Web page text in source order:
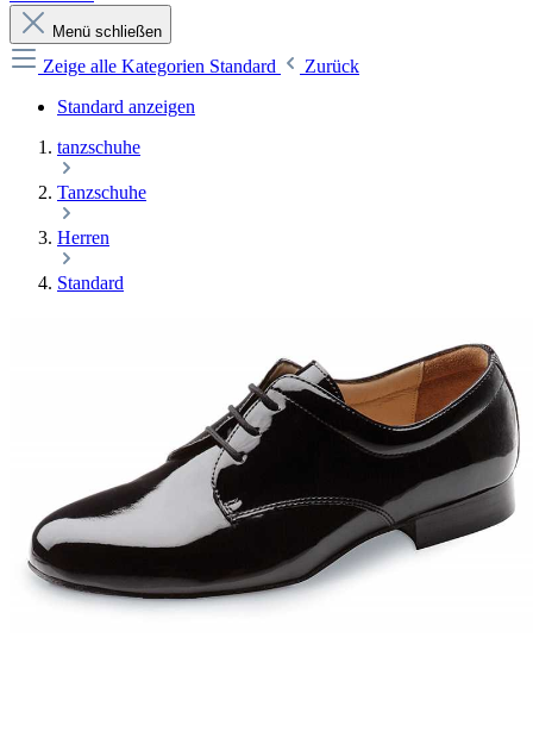
Menü schließen
Zeige alle Kategorien Standard
Zurück
Standard anzeigen
tanzschuhe
Tanzschuhe
Herren
Standard